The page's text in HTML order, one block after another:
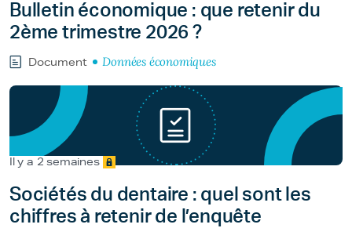
Bulletin économique : que retenir du
2ème trimestre 2026 ?
Document Données économiques
Il y a 2 semaines
Sociétés du dentaire : quel sont les
chiffres à retenir de l’enquête